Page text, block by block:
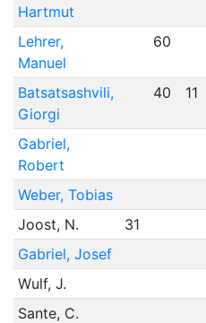
Hartmut
Lehrer,
Manuel
60
Batsatsashvili,
Giorgi
40 11
Gabriel,
Robert
Weber, Tobias
Joost, N.
31
Gabriel, Josef
Wulf, J.
Sante, C.